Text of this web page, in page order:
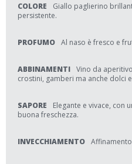
COLORE
Giallo paglierino
persistente.
PROFUMO Al naso è fresco e
ABBINAMENTI Vino da
crostini, gamberi ma anche dolci
SAPORE
Elegante e vivace, con
buona freschezza.
INVECCHIAMENTO